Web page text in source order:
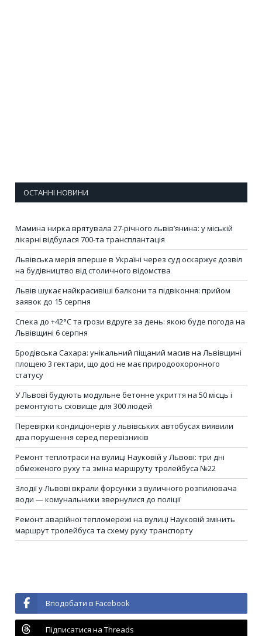
ОСТАННІ НОВИНИ
Мамина нирка врятувала 27-річного львів’янина: у міській
лікарні відбулася 700-та трансплантація
Львівська мерія вперше в Україні через суд оскаржує дозвіл
на будівництво від столичного відомства
Львів шукає найкрасивіші балкони та підвіконня: прийом
заявок до 15 серпня
Спека до +42°C та грози вдруге за день: якою буде погода на
Львівщині 6 серпня
Бродівська Сахара: унікальний піщаний масив на Львівщині
площею 3 гектари, що досі не має природоохоронного
статусу
У Львові будують модульне бетонне укриття на 50 місць і
ремонтують сховище для 300 людей
Перевірки кондиціонерів у львівських автобусах виявили
два порушення серед перевізників
Ремонт теплотраси на вулиці Науковій у Львові: три дні
обмеженого руху та зміна маршруту тролейбуса №22
Злодії у Львові вкрали форсунки з вуличного розпилювача
води — комунальники звернулися до поліції
Ремонт аварійної тепломережі на вулиці Науковій змінить
маршрут тролейбуса та схему руху транспорту
Вподобати в Facebook
Підписатися на Threads